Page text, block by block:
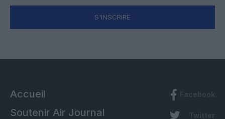
S'INSCRIRE
Accueil
Soutenir Air Journal